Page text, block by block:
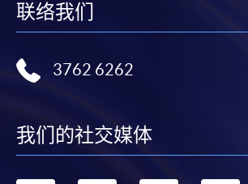
在網上報名過程中，由於提交課程
統處理上為兩個不同的程序，成
快與 閣下聯絡。
在網上報名過程中，付款成功後，
联络我们
3762 6262
我们的社交媒体